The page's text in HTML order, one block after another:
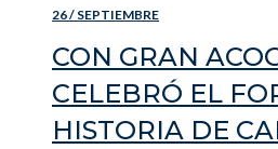
26 / SEPTIEMBRE
CON GRAN
CELEBRÓ EL
HISTORIA DE